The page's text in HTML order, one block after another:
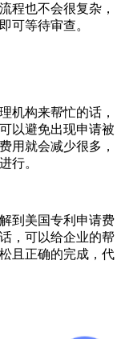
程也不会很复杂，
可等待审查。
构来帮忙的话，
以避免出现申请被
用就会减少很多，
行。
到美国专利申请费
，可以给企业的帮
且正确的完成，代